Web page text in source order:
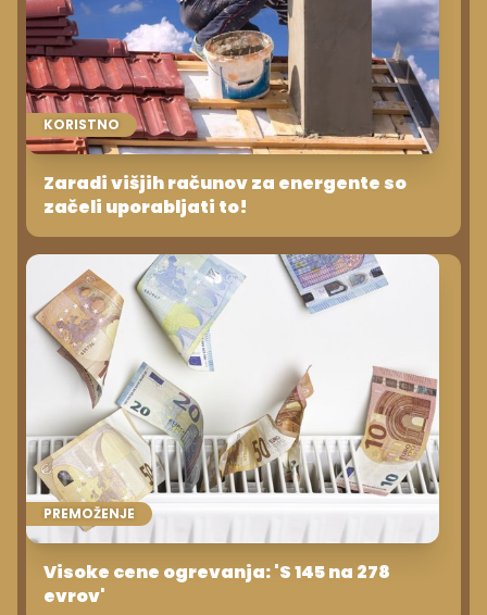
KORISTNO
Zaradi višjih računov za energente so
začeli uporabljati to!
PREMOŽENJE
Visoke cene ogrevanja: 'S 145 na 278
evrov'